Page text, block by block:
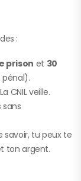
:
prison et 30
CNIL veille.
savoir, tu peux te
ton argent.